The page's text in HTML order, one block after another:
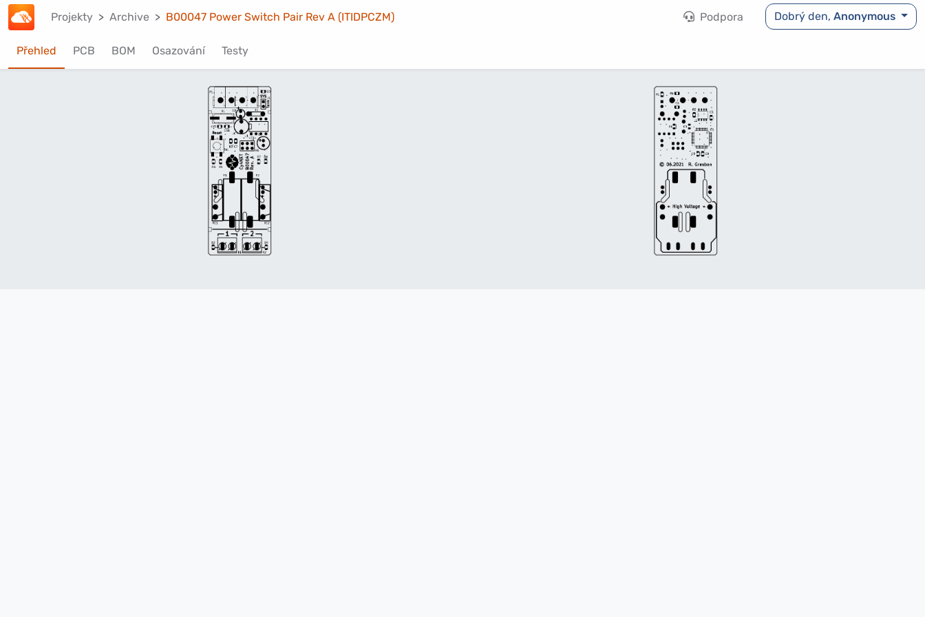
Projekty Archive B00047 Power Switch Pair Rev A (ITIDPCZM) Podpora Dobrý den,Anonymous
Přehled PCB BOM Osazování Testy